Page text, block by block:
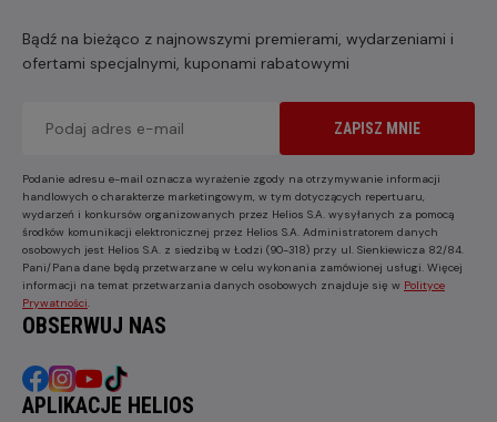
Bądź na bieżąco z najnowszymi premierami, wydarzeniami i
ofertami specjalnymi, kuponami rabatowymi
ZAPISZ MNIE
Podanie adresu e-mail oznacza wyrażenie zgody na otrzymywanie informacji
handlowych o charakterze marketingowym, w tym dotyczących repertuaru,
wydarzeń i konkursów organizowanych przez Helios S.A. wysyłanych za pomocą
środków komunikacji elektronicznej przez Helios S.A. Administratorem danych
osobowych jest Helios S.A. z siedzibą w Łodzi (90-318) przy ul. Sienkiewicza 82/84.
Pani/Pana dane będą przetwarzane w celu wykonania zamówionej usługi. Więcej
informacji na temat przetwarzania danych osobowych znajduje się w Polityce
Prywatności
OBSERWUJ NAS
APLIKACJE HELIOS